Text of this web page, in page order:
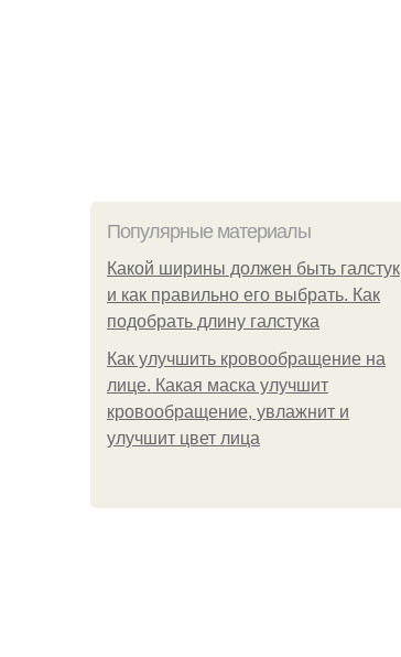
Популярные материалы
Какой ширины должен быть галстук
и как правильно его выбрать. Как
подобрать длину галстука
Как улучшить кровообращение на
лице. Какая маска улучшит
кровообращение, увлажнит и
улучшит цвет лица